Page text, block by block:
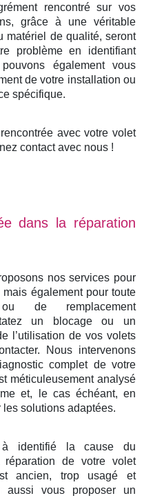
rencontré sur vos
grâce à une véritable
matériel de qualité, seront
problème en identifiant
également vous
de votre installation ou
spécifique.
avec votre volet
contact avec nous !
dans la réparation
nos services pour
également pour toute
ou de remplacement
un blocage ou un
l’utilisation de vos volets
Nous intervenons
complet de votre
méticuleusement analysé
et, le cas échéant, en
les solutions adaptées.
identifié la cause du
de votre volet
ancien, trop usagé et
aussi vous proposer un